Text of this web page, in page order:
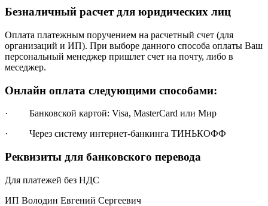
Безналичный расчет для юридических лиц
Оплата платежным поручением на расчетный счет (для
организаций и ИП). При выборе данного способа оплаты Ваш
персональный менеджер пришлет счет на почту, либо в
меседжер.
Онлайн оплата следующими способами:
· Банковской картой: Visa, MasterCard или Мир
· Через систему интернет-банкинга ТИНЬКОФФ
Реквизиты для банковского перевода
Для платежей без НДС
ИП Володин Евгений Сергеевич